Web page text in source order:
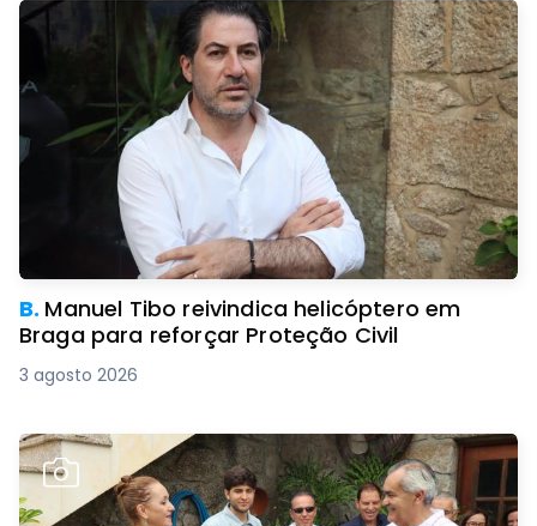
B. Manuel Tibo reivindica helicóptero em
Braga para reforçar Proteção Civil
3 agosto 2026